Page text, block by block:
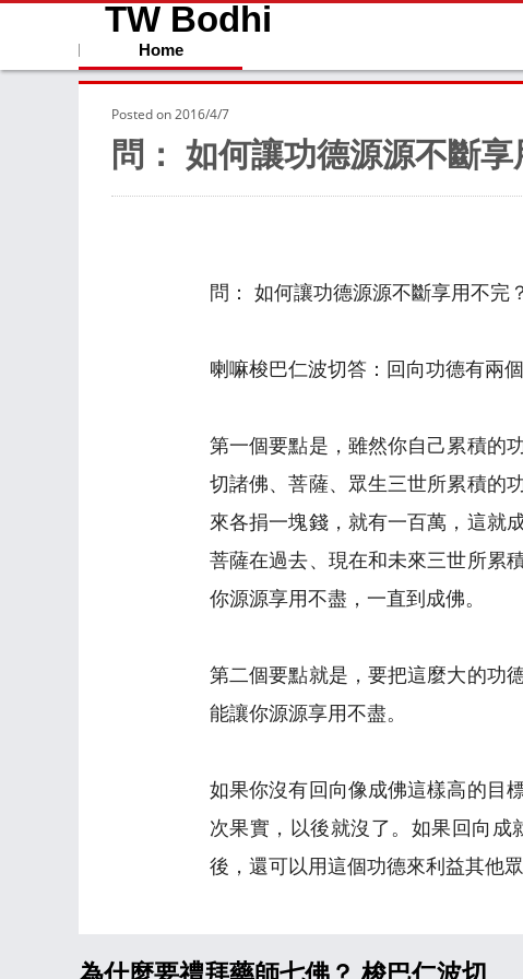
TW Bodhi
Home
Posted on2016/4/7
問： 如何讓功德源源不斷
問： 如何讓功德源源不斷享用不完？
喇嘛梭巴仁波切答：回向功德有兩
第一個要點是，雖然你自己累積的
切諸佛、菩薩、眾生三世所累積的
來各捐一塊錢，就有一百萬，這就
菩薩在過去、現在和未來三世所累
你源源享用不盡，一直到成佛。
第二個要點就是，要把這麼大的功
能讓你源源享用不盡。
如果你沒有回向像成佛這樣高的目
次果實，以後就沒了。如果回向成
後，還可以用這個功德來利益其他眾